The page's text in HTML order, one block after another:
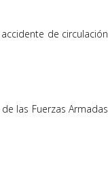
de circulación
las Fuerzas Armadas